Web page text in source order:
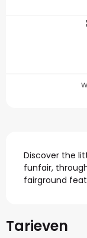
Discover the
funfair,
fairground
Tarieven